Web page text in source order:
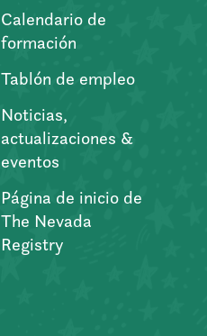
Calendario de
formación
Tablón de empleo
Noticias,
actualizaciones &
eventos
Página de inicio de
The Nevada
Registry